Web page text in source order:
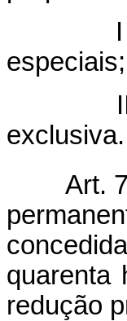
I -
II -
exclusiva.
Art.
quarenta
redução